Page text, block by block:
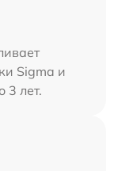
Sigma и
3 лет.